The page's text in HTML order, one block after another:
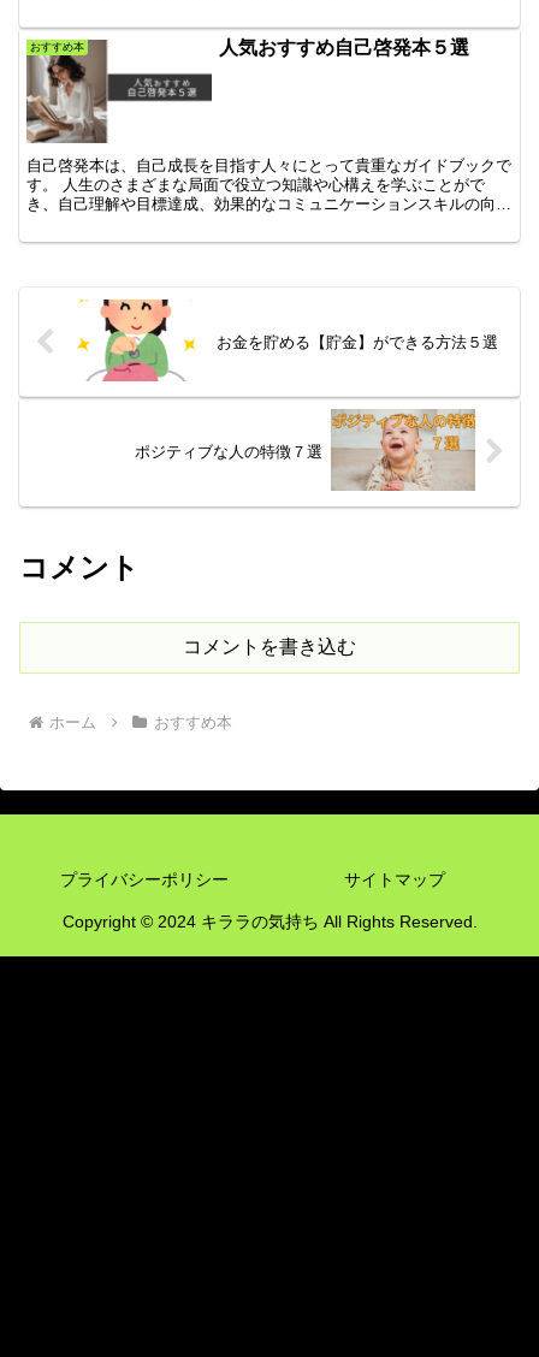
おすすめ本 人気おすすめ自己啓発本５選
自己啓発本は、自己成長を目指す人々にとって貴重なガイドブックで
す。 人生のさまざまな局面で役立つ知識や心構えを学ぶことがで
き、自己理解や目標達成、効果的なコミュニケーションスキルの向上
お金を貯める【貯金】ができる方法５選
ポジティブな人の特徴７選
コメント
コメントを書き込む
ホーム おすすめ本
プライバシーポリシー サイトマップ
Copyright © 2024 キララの気持ち All Rights Reserved.